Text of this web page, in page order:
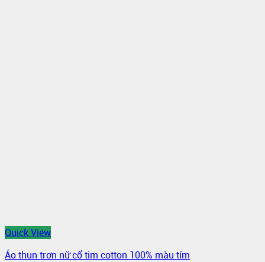
Quick View
Áo thun trơn nữ cổ tim cotton 100% màu tím